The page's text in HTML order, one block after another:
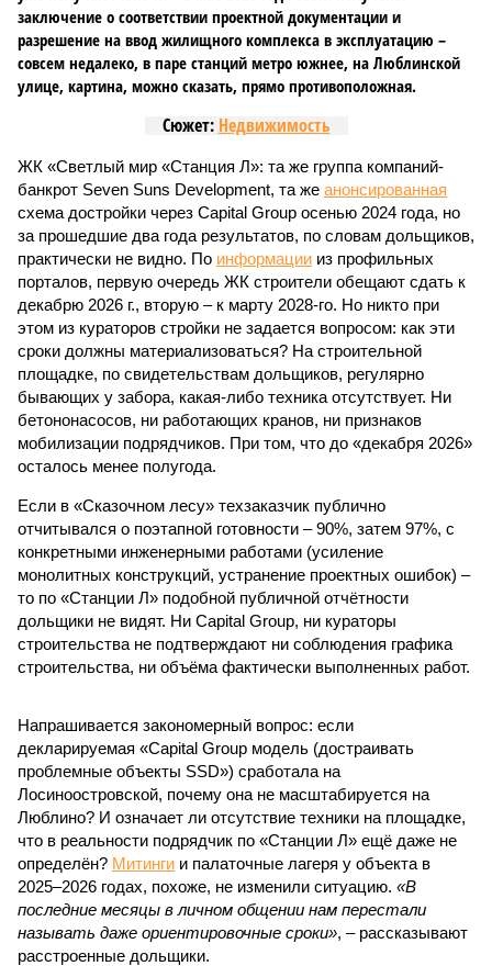
заключение о соответствии проектной документации и
разрешение на ввод жилищного комплекса в эксплуатацию –
совсем недалеко, в паре станций метро южнее, на Люблинской
улице, картина, можно сказать, прямо противоположная.
Сюжет: Недвижимость
ЖК «Светлый мир «Станция Л»: та же группа компаний-
банкрот Seven Suns Development, та же анонсированная
схема достройки через Capital Group осенью 2024 года, но
за прошедшие два года результатов, по словам дольщиков,
практически не видно. По информации из профильных
порталов, первую очередь ЖК строители обещают сдать к
декабрю 2026 г., вторую – к марту 2028-го. Но никто при
этом из кураторов стройки не задается вопросом: как эти
сроки должны материализоваться? На строительной
площадке, по свидетельствам дольщиков, регулярно
бывающих у забора, какая-либо техника отсутствует. Ни
бетононасосов, ни работающих кранов, ни признаков
мобилизации подрядчиков. При том, что до «декабря 2026»
осталось менее полугода.
Если в «Сказочном лесу» техзаказчик публично
отчитывался о поэтапной готовности – 90%, затем 97%, с
конкретными инженерными работами (усиление
монолитных конструкций, устранение проектных ошибок) –
то по «Станции Л» подобной публичной отчётности
дольщики не видят. Ни Capital Group, ни кураторы
строительства не подтверждают ни соблюдения графика
строительства, ни объёма фактически выполненных работ.
Напрашивается закономерный вопрос: если
декларируемая «Capital Group модель (достраивать
проблемные объекты SSD») сработала на
Лосиноостровской, почему она не масштабируется на
Люблино? И означает ли отсутствие техники на площадке,
что в реальности подрядчик по «Станции Л» ещё даже не
определён? Митинги и палаточные лагеря у объекта в
2025–2026 годах, похоже, не изменили ситуацию. «В
последние месяцы в личном общении нам перестали
называть даже ориентировочные сроки», – рассказывают
расстроенные дольщики.